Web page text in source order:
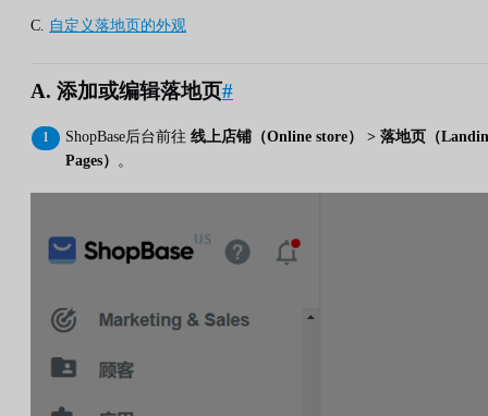
C. 自定义落地页的外观
A. 添加或编辑落地页#
ShopBase后台前往 线上店铺（Online store） > 落地页（
Pages） 。